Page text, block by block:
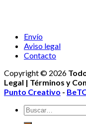
Envío
Aviso legal
Contacto
Copyright © 2026
Legal | Términos y
Punto Creativo -